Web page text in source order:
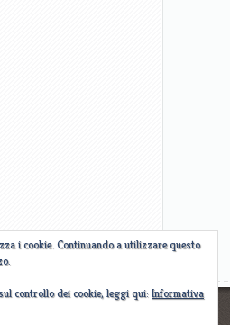
i cookie. Continuando a utilizzare questo
controllo dei cookie, leggi qui: Informativa